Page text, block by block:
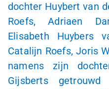
dochter Huybert van
Roefs, Adriaen
Elisabeth Huybers
Catalijn Roefs, Joris
namens zijn
Gijsberts